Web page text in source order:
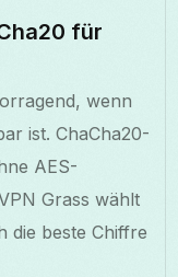
für
wenn
ist. ChaCha20-
AES-
Grass wählt
die beste Chiffre